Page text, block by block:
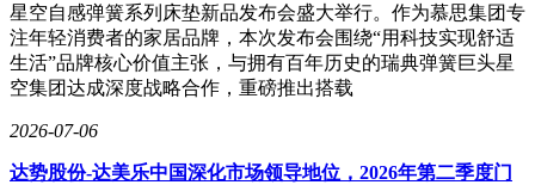
星空自感弹簧系列床垫新品发布会盛大举行。作为慕思集团专
注年轻消费者的家居品牌，本次发布会围绕“用科技实现舒适
生活”品牌核心价值主张，与拥有百年历史的瑞典弹簧巨头星
空集团达成深度战略合作，重磅推出搭载
2026-07-06
达势股份-达美乐中国深化市场领导地位，2026年第二季度门